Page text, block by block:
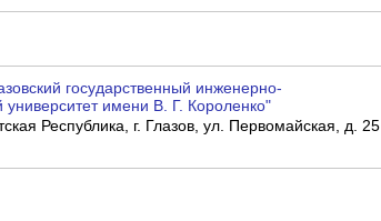
государственный инженерно-
университет имени В. Г. Короленко"
Республика, г. Глазов, ул. Первомайская, д. 25